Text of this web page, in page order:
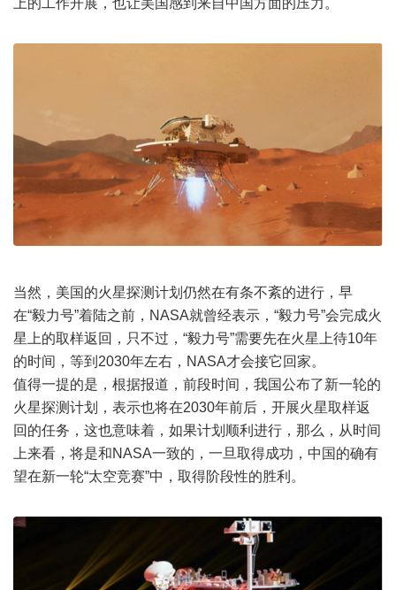
上的工作开展，也让美国感到来自中国方面的压力。
当然，美国的火星探测计划仍然在有条不紊的进行，早
在“毅力号”着陆之前，NASA就曾经表示，“毅力号”会完成火
星上的取样返回，只不过，“毅力号”需要先在火星上待10年
的时间，等到2030年左右，NASA才会接它回家。
值得一提的是，根据报道，前段时间，我国公布了新一轮的
火星探测计划，表示也将在2030年前后，开展火星取样返
回的任务，这也意味着，如果计划顺利进行，那么，从时间
上来看，将是和NASA一致的，一旦取得成功，中国的确有
望在新一轮“太空竞赛”中，取得阶段性的胜利。